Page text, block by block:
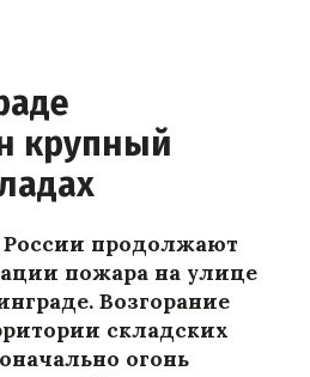
крупный
продолжают
пожара на улице
Возгорание
складских
огонь